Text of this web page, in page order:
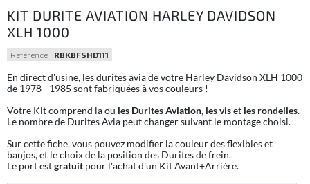
KIT DURITE AVIATION HARLEY DAVIDSON
XLH 1000
Référence : RBKBFSHD111
En direct d'usine, les durites avia de votre Harley Davidson XLH 1000
de 1978 - 1985 sont fabriquées à vos couleurs !
Votre Kit comprend la ou les Durites Aviation, les viset les rondelles.
Le nombre de Durites Avia peut changer suivant le montage choisi.
Sur cette fiche, vous pouvez modifier la couleur des flexibles et
banjos, et le choix de la position des Durites de frein.
Le port estgratuit pour l'achat d'un Kit Avant+Arrière.